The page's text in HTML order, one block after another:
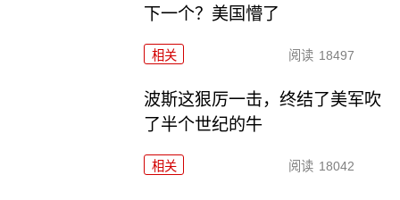
下一个？美国懵了
相关 阅读 18497
波斯这狠厉一击，终结了美军吹
了半个世纪的牛
相关 阅读 18042